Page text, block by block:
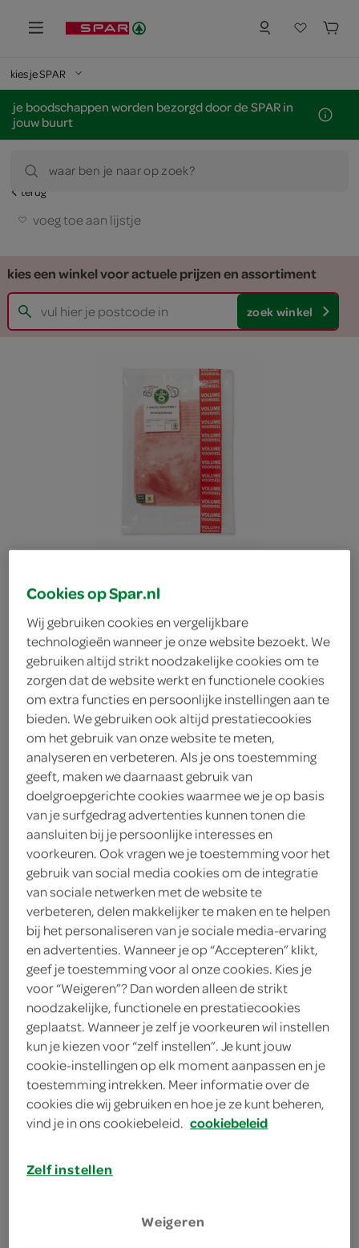
kies je SPAR
je boodschappen worden bezorgd door de SPAR in
jouw buurt
waar ben je naar op zoek?
terug
voeg toe aan lijstje
kies een winkel voor actuele prijzen en assortiment
zoek winkel
Spar ham tosti
schouderham
Spar
3.
99
200 Gram
Let op: aanbiedingen zijn niet zichtbaar bij de
producten, maar worden wél automatisch
verwerkt in de winkelmand.
ambachtelijke kwaliteit
door de vierkante vorm is deze ham perfect
voor op de tosti
voordeelverpakking
handige hersluitbare verpakking
Cookies op Spar.nl
Wij gebruiken cookies en vergelijkbare
technologieën wanneer je onze website bezoekt. We
gebruiken altijd strikt noodzakelijke cookies om te
zorgen dat de website werkt en functionele cookies
om extra functies en persoonlijke instellingen aan te
bieden. We gebruiken ook altijd prestatiecookies
om het gebruik van onze website te meten,
analyseren en verbeteren. Als je ons toestemming
geeft, maken we daarnaast gebruik van
doelgroepgerichte cookies waarmee we je op basis
van je surfgedrag advertenties kunnen tonen die
aansluiten bij je persoonlijke interesses en
voorkeuren. Ook vragen we je toestemming voor het
gebruik van social media cookies om de integratie
van sociale netwerken met de website te
verbeteren, delen makkelijker te maken en te helpen
bij het personaliseren van je sociale media-ervaring
en advertenties. Wanneer je op “Accepteren” klikt,
geef je toestemming voor al onze cookies. Kies je
voor “Weigeren”? Dan worden alleen de strikt
noodzakelijke, functionele en prestatiecookies
geplaatst. Wanneer je zelf je voorkeuren wil instellen
kun je kiezen voor “zelf instellen”. Je kunt jouw
cookie-instellingen op elk moment aanpassen en je
toestemming intrekken. Meer informatie over de
cookies die wij gebruiken en hoe je ze kunt beheren,
vind je in ons cookiebeleid. cookiebeleid
Zelf instellen
Weigeren